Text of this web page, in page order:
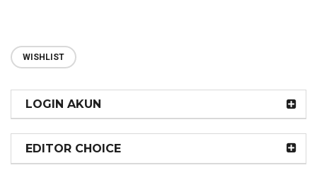
WISHLIST
LOGIN AKUN
EDITOR CHOICE